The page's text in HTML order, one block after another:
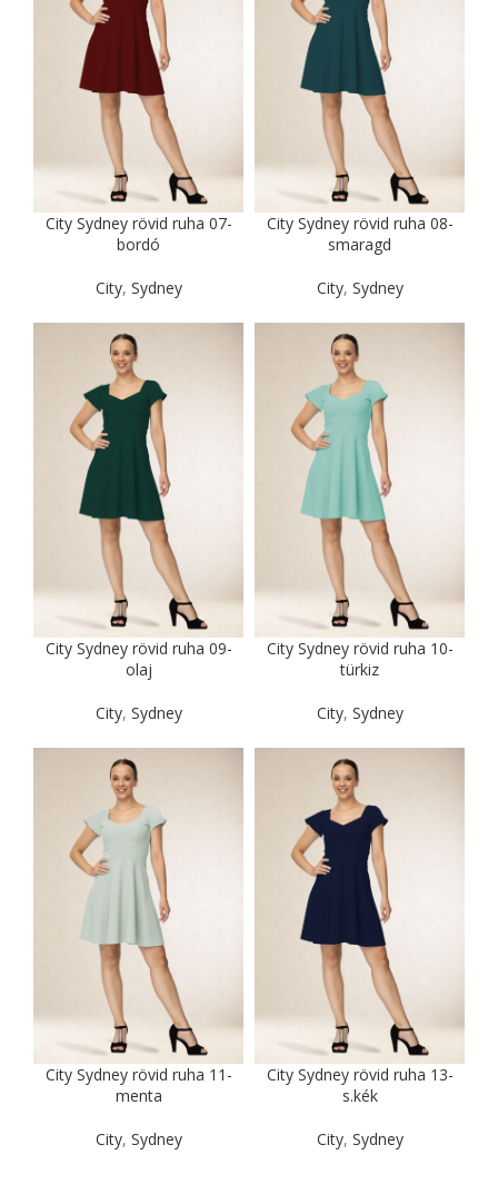
City Sydney rövid ruha 07-
bordó
City, Sydney
City Sydney rövid ruha 08-
smaragd
City, Sydney
City Sydney rövid ruha 09-
olaj
City, Sydney
City Sydney rövid ruha 10-
türkiz
City, Sydney
City Sydney rövid ruha 11-
menta
City, Sydney
City Sydney rövid ruha 13-
s.kék
City, Sydney